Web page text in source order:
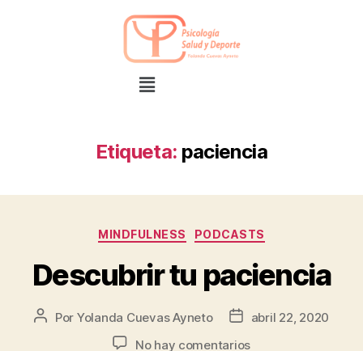
Etiqueta: paciencia
MINDFULNESS PODCASTS
Descubrir tu paciencia
Por Yolanda Cuevas Ayneto
abril 22, 2020
No hay comentarios